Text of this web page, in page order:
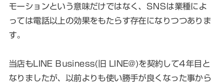
モーションという意味だけではなく、SNSは業種によ
っては電話以上の効果をもたらす存在になりつつありま
す。
当店もLINE Business(旧 LINE@)を契約して4年目と
なりましたが、以前よりも使い勝手が良くなった事から